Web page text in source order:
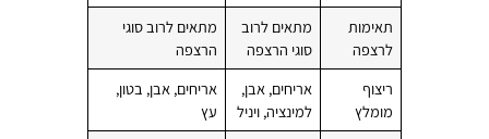
תאימות
לרצפה
מתאים לרוב
סוגי הרצפה
מתאים לרוב סוגי
הרצפה
ריצוף
מומלץ
אריחים, אבן,
למינציה, ויניל
אריחים, אבן, בטון,
עץ